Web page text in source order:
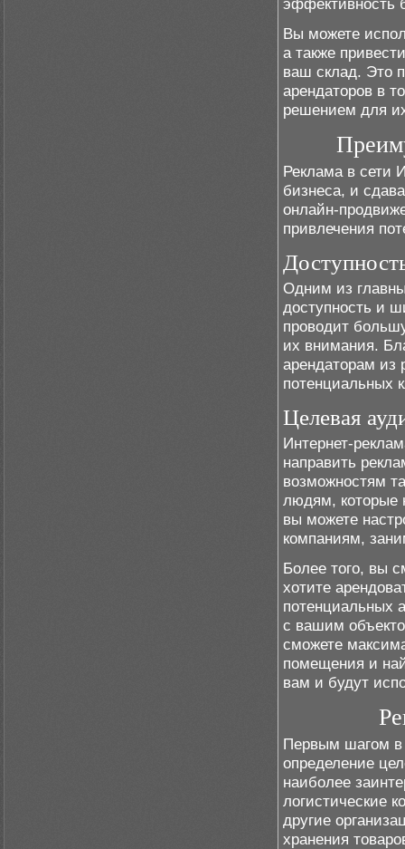
эффективность
Вы можете
а также
ваш склад. Это
арендаторов в
решением для
Реклама в сети
бизнеса, и
онлайн-
привлечения
Одним из
доступность и
проводит
их внимания.
арендаторам из
потенциальных
Целевая
Интернет-
направить
возможностям
людям, которые
вы можете
компаниям,
Более того, вы
хотите
потенциальных
с вашим
сможете
помещения и
вам и будут
Первым шагом в
определение
наиболее
логистические
другие
хранения